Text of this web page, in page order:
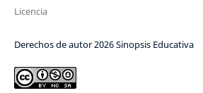
Licencia
Derechos de autor 2026 Sinopsis Educativa